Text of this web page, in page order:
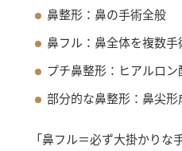
鼻整形：鼻の手術全般
鼻フル：鼻全体を複数
プチ鼻整形：ヒアルロ
部分的な鼻整形：鼻尖
「鼻フル＝必ず大掛かりな